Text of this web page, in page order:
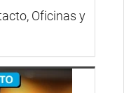
Oficinas y